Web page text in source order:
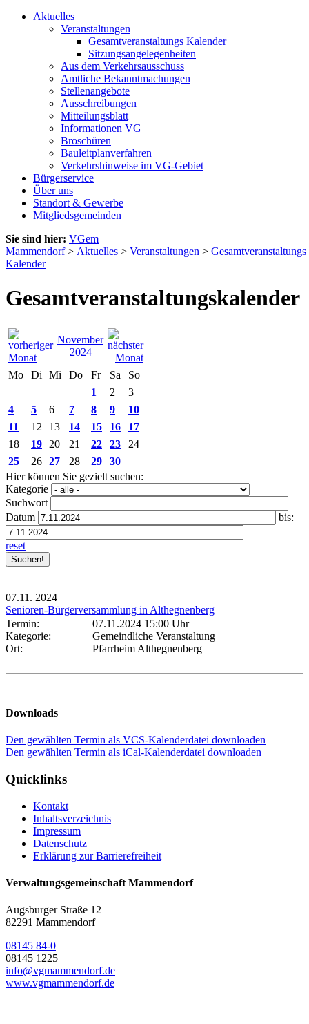
Aktuelles
Veranstaltungen
Gesamtveranstaltungs Kalender
Sitzungsangelegenheiten
Aus dem Verkehrsausschuss
Amtliche Bekanntmachungen
Stellenangebote
Ausschreibungen
Mitteilungsblatt
Informationen VG
Broschüren
Bauleitplanverfahren
Verkehrshinweise im VG-Gebiet
Bürgerservice
Über uns
Standort & Gewerbe
Mitgliedsgemeinden
Sie sind hier: VGem
Mammendorf> Aktuelles > Veranstaltungen > Gesamtveranstaltungs
Kalender
Gesamtveranstaltungskalender
November
2024
Mo
Di Mi Do Fr Sa
So
1
2
3
4
5 6 7 8 9
10
11
12 13 14 15 16
17
18
19 20 21 22 23
24
25
26 27 28 29
30
Hier können Sie gezielt suchen:
Kategorie
Suchwort
Datum
bis:
reset
07.11. 2024
Senioren-Bürgerversammlung in Althegnenberg
Termin:
07.11.2024 15:00 Uhr
Kategorie:
Gemeindliche Veranstaltung
Ort:
Pfarrheim Althegnenberg
Downloads
Den gewählten Termin als VCS-Kalenderdatei downloaden
Den gewählten Termin als iCal-Kalenderdatei downloaden
Quicklinks
Kontakt
Inhaltsverzeichnis
Impressum
Datenschutz
Erklärung zur Barrierefreiheit
Verwaltungsgemeinschaft Mammendorf
Augsburger Straße 12
82291 Mammendorf
08145 84-0
08145 1225
info@vgmammendorf.de
www.vgmammendorf.de